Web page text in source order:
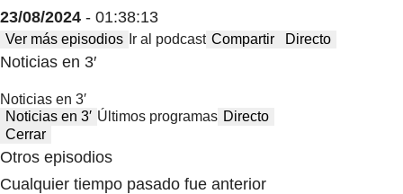
23/08/2024 - 01:38:13
Ver más episodios Ir al podcast Compartir Directo
Noticias en 3′
Noticias en 3′
Noticias en 3′ Últimos programas Directo
Cerrar
Otros episodios
Cualquier tiempo pasado fue anterior